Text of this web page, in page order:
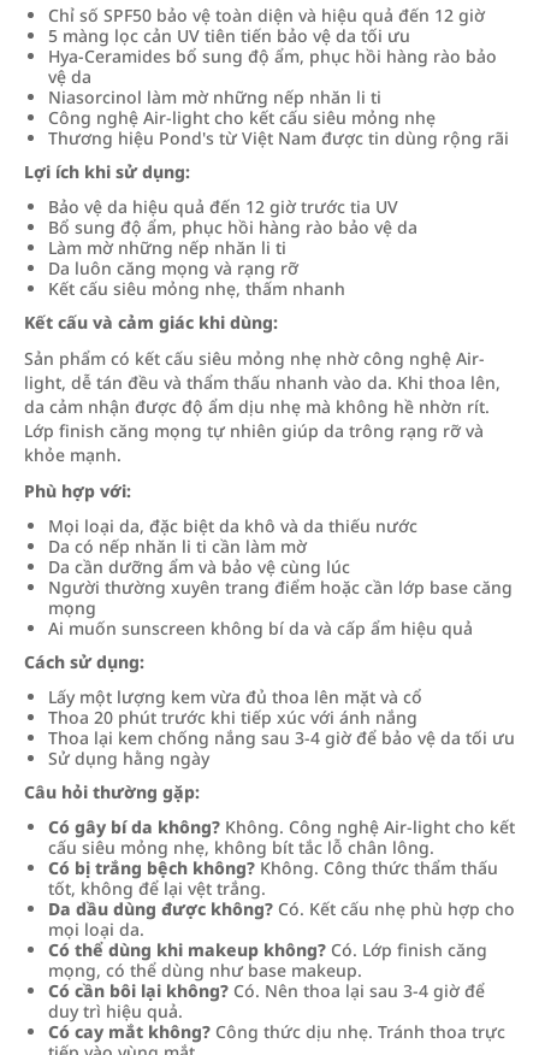
Chỉ số SPF50 bảo vệ toàn diện và hiệu quả đến 12 giờ
5 màng lọc cản UV tiên tiến bảo vệ da tối ưu
Hya-Ceramides bổ sung độ ẩm, phục hồi hàng rào bảo
vệ da
Niasorcinol làm mờ những nếp nhăn li ti
Công nghệ Air-light cho kết cấu siêu mỏng nhẹ
Thương hiệu Pond's từ Việt Nam được tin dùng rộng rãi
Lợi ích khi sử dụng:
Bảo vệ da hiệu quả đến 12 giờ trước tia UV
Bổ sung độ ẩm, phục hồi hàng rào bảo vệ da
Làm mờ những nếp nhăn li ti
Da luôn căng mọng và rạng rỡ
Kết cấu siêu mỏng nhẹ, thấm nhanh
Kết cấu và cảm giác khi dùng:
Sản phẩm có kết cấu siêu mỏng nhẹ nhờ công nghệ Air-
light, dễ tán đều và thẩm thấu nhanh vào da. Khi thoa lên,
da cảm nhận được độ ẩm dịu nhẹ mà không hề nhờn rít.
Lớp finish căng mọng tự nhiên giúp da trông rạng rỡ và
khỏe mạnh.
Phù hợp với:
Mọi loại da, đặc biệt da khô và da thiếu nước
Da có nếp nhăn li ti cần làm mờ
Da cần dưỡng ẩm và bảo vệ cùng lúc
Người thường xuyên trang điểm hoặc cần lớp base căng
mọng
Ai muốn sunscreen không bí da và cấp ẩm hiệu quả
Cách sử dụng:
Lấy một lượng kem vừa đủ thoa lên mặt và cổ
Thoa 20 phút trước khi tiếp xúc với ánh nắng
Thoa lại kem chống nắng sau 3-4 giờ để bảo vệ da tối ưu
Sử dụng hằng ngày
Câu hỏi thường gặp:
Có gây bí da không? Không. Công nghệ Air-light cho kết
cấu siêu mỏng nhẹ, không bít tắc lỗ chân lông.
Có bị trắng bệch không? Không. Công thức thẩm thấu
tốt, không để lại vệt trắng.
Da dầu dùng được không? Có. Kết cấu nhẹ phù hợp cho
mọi loại da.
Có thể dùng khi makeup không? Có. Lớp finish căng
mọng, có thể dùng như base makeup.
Có cần bôi lại không? Có. Nên thoa lại sau 3-4 giờ để
duy trì hiệu quả.
Có cay mắt không? Công thức dịu nhẹ. Tránh thoa trực